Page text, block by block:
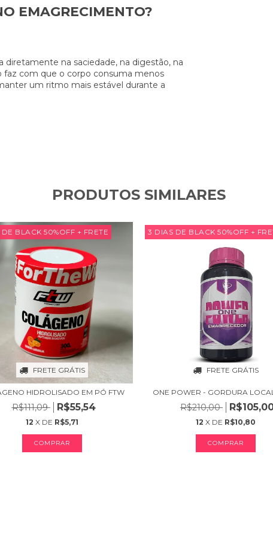
EMAGRECIMENTO?
na saciedade, na digestão, na
faz com que o corpo consuma menos
um ritmo mais estável durante a
PRODUTOS SIMILARES
BLACK 50%OFF + FRETE
FRETE GRÁTIS
HIDROLISADO EM PÓ FTW
R$111,09 R$55,54
12 X DE R$5,71
3 DIAS DE BLACK 50%OFF +
FRETE GRÁTIS
ONE POWER - GORDURA
R$210,00
12 X DE R$10,80